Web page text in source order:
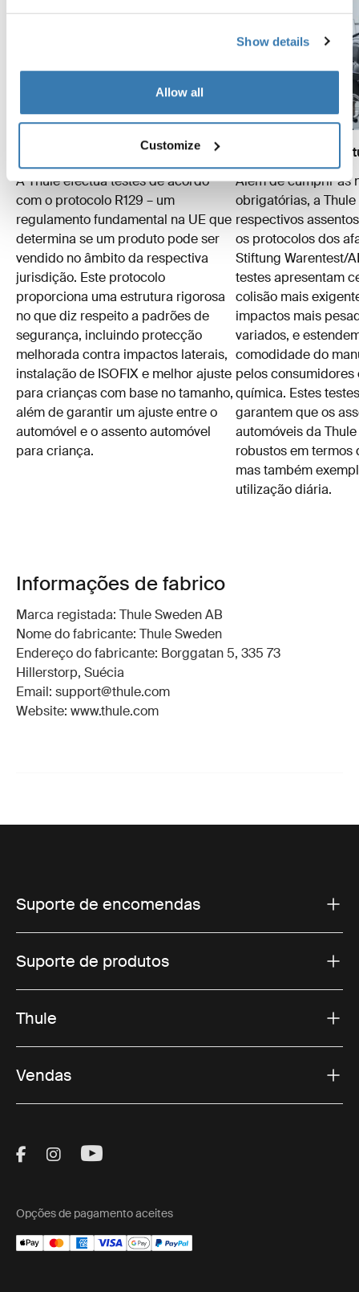
Show details
Allow all
Customize
A Thule efectua testes de acordo
com o protocolo R129 – um
regulamento fundamental na UE que
determina se um produto pode ser
vendido no âmbito da respectiva
jurisdição. Este protocolo
proporciona uma estrutura rigorosa
no que diz respeito a padrões de
segurança, incluindo protecção
melhorada contra impactos laterais,
instalação de ISOFIX e melhor ajuste
para crianças com base no tamanho,
além de garantir um ajuste entre o
automóvel e o assento automóvel
para criança.
Os testes ADAC/
Além de cumprir as
obrigatórias, a Thule
respectivos
os protocolos dos
Stiftung Warentest/
testes apresentam
colisão mais
impactos mais
variados, e
comodidade do
pelos consumidores
química. Estes
garantem que os
automóveis da
robustos em termos
mas também
utilização diária.
Informações de fabrico
Marca registada: Thule Sweden AB
Nome do fabricante: Thule Sweden
Endereço do fabricante: Borggatan 5, 335 73
Hillerstorp, Suécia
Email: support@thule.com
Website: www.thule.com
Suporte de encomendas
Suporte de produtos
Thule
Vendas
Visit Thule on Facebook (external link)
Visit Thule on Instagram (external link)
Visit Thule on Youtube (external
Opções de pagamento aceites